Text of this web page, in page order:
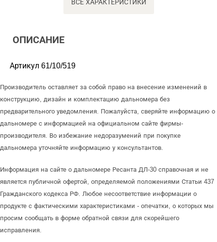
ВСЕ ХАРАКТЕРИСТИКИ
ОПИСАНИЕ
Артикул 61/10/519
Производитель оставляет за собой право на внесение изменений в
конструкцию, дизайн и комплектацию дальномера без
предварительного уведомления. Пожалуйста, сверяйте информацию о
дальномере с информацией на официальном сайте фирмы-
производителя. Во избежание недоразумений при покупке
дальномера уточняйте информацию у консультантов.
Информация на сайте о дальномере Ресанта ДЛ-30 справочная и не
является публичной офертой, определяемой положениями Статьи 437
Гражданского кодекса РФ. Любое несоответствие информации о
продукте с фактическими характеристиками - опечатки, о которых мы
просим сообщать в форме обратной связи для скорейшего
исправления.